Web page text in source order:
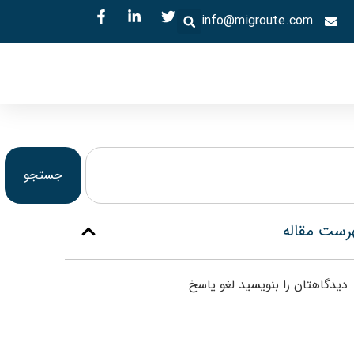
info@migroute.com
جستجو
مقاله
دیدگاهتان را بنویسید لغو پاسخ